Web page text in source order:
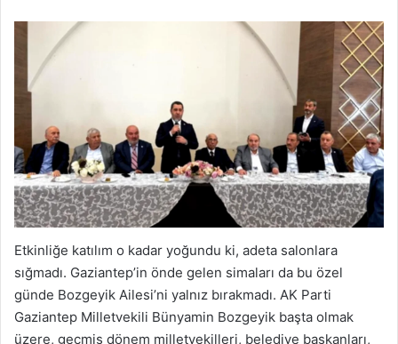
Etkinliğe katılım o kadar yoğundu ki, adeta salonlara
sığmadı. Gaziantep’in önde gelen simaları da bu özel
günde Bozgeyik Ailesi’ni yalnız bırakmadı. AK Parti
Gaziantep Milletvekili Bünyamin Bozgeyik başta olmak
üzere, geçmiş dönem milletvekilleri, belediye başkanları,